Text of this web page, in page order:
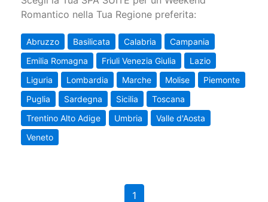
Romantico nella Tua Regione preferita:
Abruzzo Basilicata Calabria
Campania
Emilia Romagna
Friuli Venezia Giulia
Lazio
Liguria
Lombardia Marche Molise
Piemonte
Puglia
Sardegna Sicilia
Toscana
Trentino Alto Adige
Umbria
Valle d'Aosta
Veneto
1